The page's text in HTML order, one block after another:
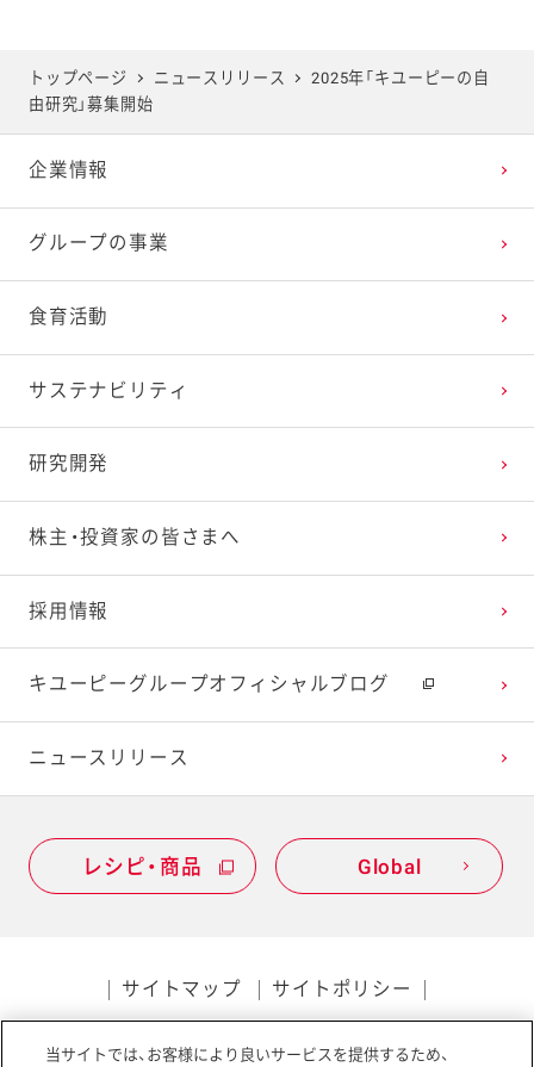
トップページ ニュースリリース
2025年「キユーピーの自
由研究」募集開始
企業情報
グループの事業
食育活動
サステナビリティ
研究開発
株主・投資家の皆さまへ
採用情報
キユーピーグループオフィシャルブログ
ニュースリリース
レシピ・商品 Global
サイトマップ サイトポリシー
当サイトでは、お客様により良いサービスを提供するため、